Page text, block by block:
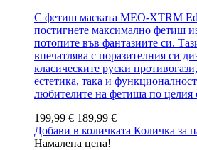
С фетиш маската MEO-XTRM
постигнете максимално фетиш
потопите във фантазиите си.
впечатлява с поразителния си
класическите руски
естетика, така и
любителите на фетиша по целия
199,99 € 189,99 €
Добави в количката Количка за
Намалена цена!